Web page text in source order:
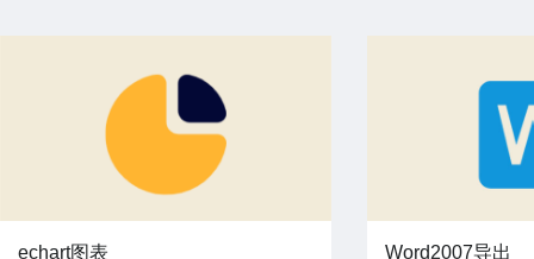
echart图表 Word2007导出